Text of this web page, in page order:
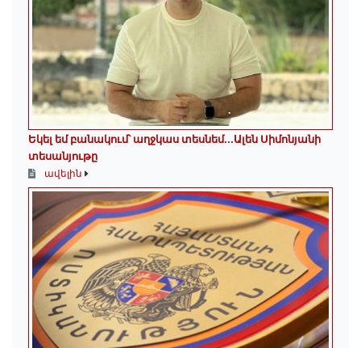
Եկել եմ բանակում՝ աղջկաս տեսնեմ․․․Ալեն Սիմոնյանի
տեսանյութը
ավելին